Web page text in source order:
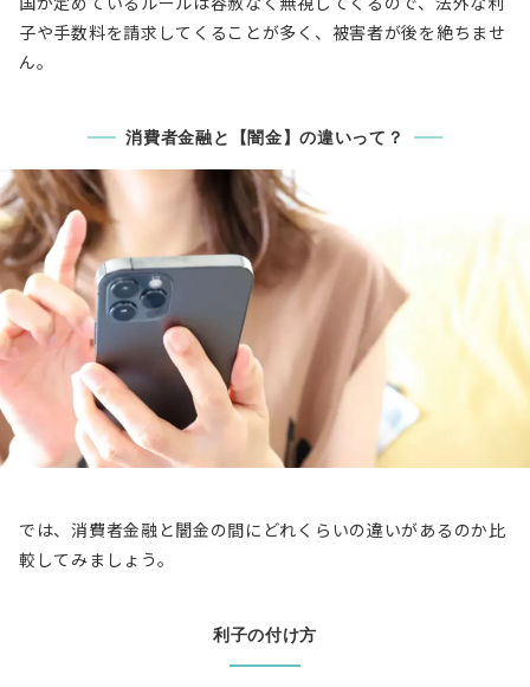
子や手数料を請求してくることが多く、被害者が後を絶ちませ
ん。
消費者金融と【闇金】の違いって？
では、消費者金融と闇金の間にどれくらいの違いがあるのか比
較してみましょう。
利子の付け方